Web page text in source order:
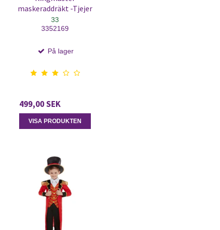
maskeraddräkt -Tjejer
33
3352169
På lager
499,00 SEK
VISA PRODUKTEN